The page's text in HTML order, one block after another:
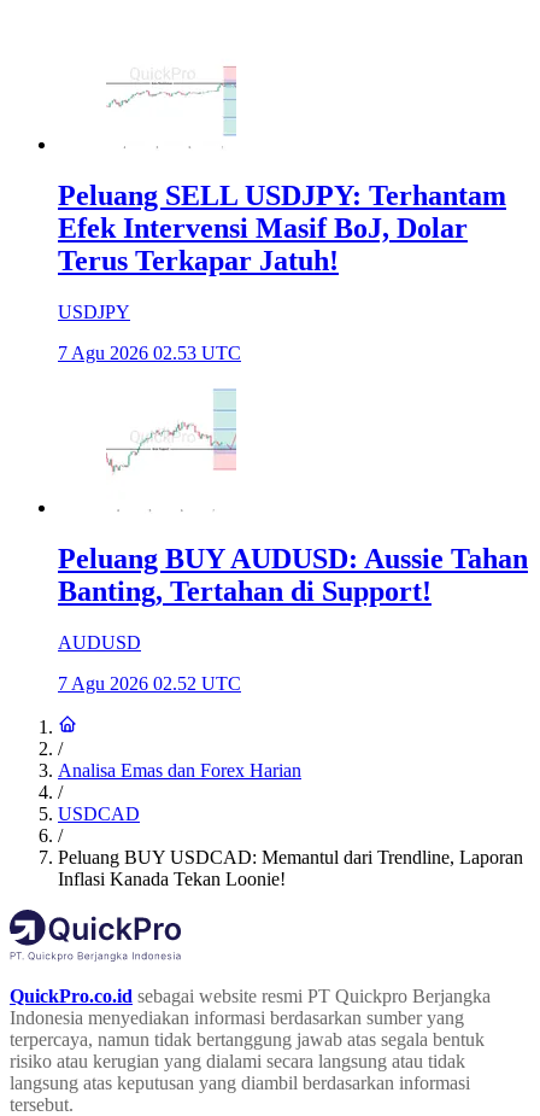
Peluang SELL USDJPY: Terhantam
Efek Intervensi Masif BoJ, Dolar
Terus Terkapar Jatuh!
USDJPY
7 Agu 2026 02.53 UTC
Peluang BUY AUDUSD: Aussie Tahan
Banting, Tertahan di Support!
AUDUSD
7 Agu 2026 02.52 UTC
/
Analisa Emas dan Forex Harian
/
USDCAD
/
Peluang BUY USDCAD: Memantul dari Trendline, Laporan
Inflasi Kanada Tekan Loonie!
QuickPro.co.id sebagai website resmi PT Quickpro Berjangka
Indonesia menyediakan informasi berdasarkan sumber yang
terpercaya, namun tidak bertanggung jawab atas segala bentuk
risiko atau kerugian yang dialami secara langsung atau tidak
langsung atas keputusan yang diambil berdasarkan informasi
tersebut.